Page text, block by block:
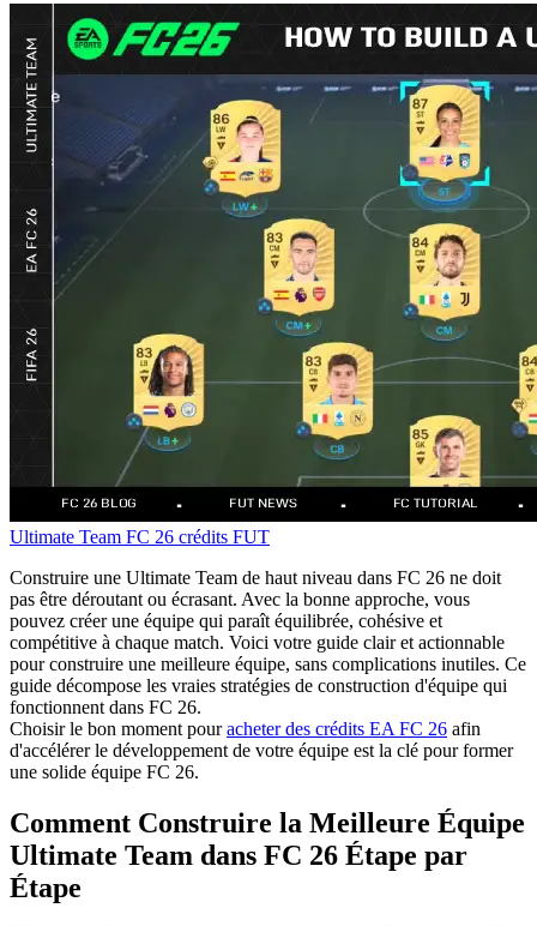
Ultimate Team FC 26 crédits FUT
Construire une Ultimate Team de haut niveau dans FC 26 ne doit
pas être déroutant ou écrasant. Avec la bonne approche, vous
pouvez créer une équipe qui paraît équilibrée, cohésive et
compétitive à chaque match. Voici votre guide clair et actionnable
pour construire une meilleure équipe, sans complications inutiles. Ce
guide décompose les vraies stratégies de construction d'équipe qui
fonctionnent dans FC 26.
Choisir le bon moment pouracheter des crédits EA FC 26 afin
d'accélérer le développement de votre équipe est la clé pour former
une solide équipe FC 26.
Comment Construire la Meilleure Équipe
Ultimate Team dans FC 26 Étape par
Étape